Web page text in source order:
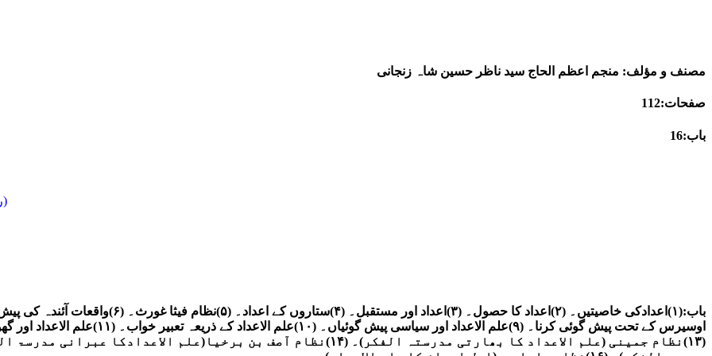
مصنف و مؤلف: منجم اعظم الحاج سید ناظر حسین شاہ زنجانی
صفحات:112
باب:16
Spiritual/Paranormal (روحانی)